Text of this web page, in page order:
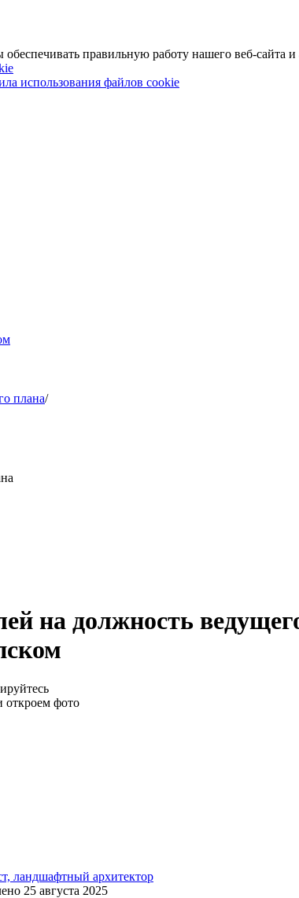
правильную работу нашего веб-сайта и
использования файлов cookie
плана/
на должность
откроем фото
ландшафтный архитектор
25 августа 2025